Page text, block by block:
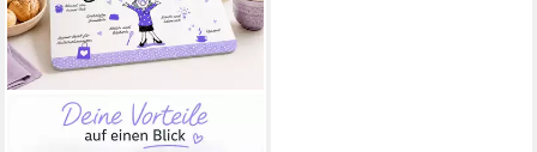
Frühstücksbrett